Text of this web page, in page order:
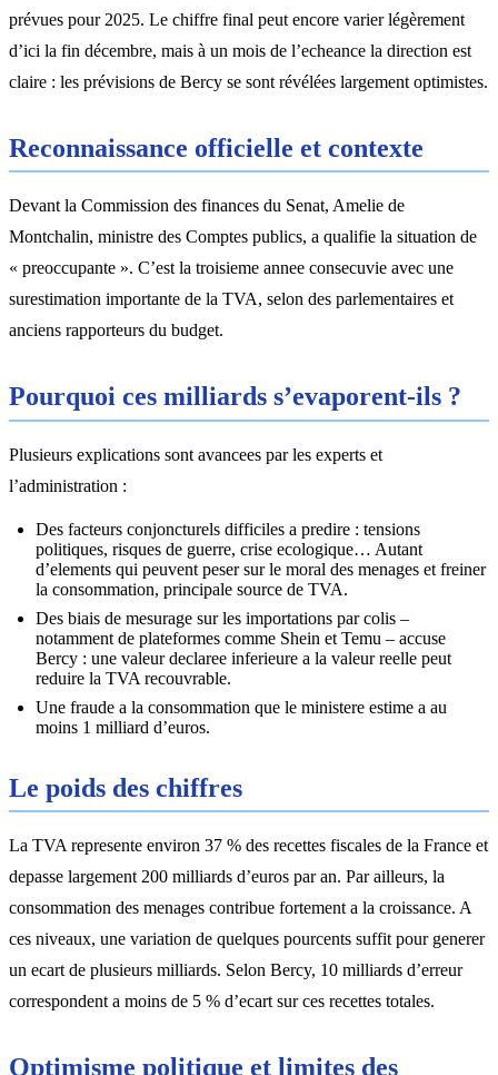
prévues pour 2025. Le chiffre final peut encore varier légèrement
d’ici la fin décembre, mais à un mois de l’echeance la direction est
claire : les prévisions de Bercy se sont révélées largement optimistes.
Reconnaissance officielle et contexte
Devant la Commission des finances du Senat, Amelie de
Montchalin, ministre des Comptes publics, a qualifie la situation de
« preoccupante ». C’est la troisieme annee consecuvie avec une
surestimation importante de la TVA, selon des parlementaires et
anciens rapporteurs du budget.
Pourquoi ces milliards s’evaporent-ils ?
Plusieurs explications sont avancees par les experts et
l’administration :
Des facteurs conjoncturels difficiles a predire : tensions
politiques, risques de guerre, crise ecologique… Autant
d’elements qui peuvent peser sur le moral des menages et freiner
la consommation, principale source de TVA.
Des biais de mesurage sur les importations par colis –
notamment de plateformes comme Shein et Temu – accuse
Bercy : une valeur declaree inferieure a la valeur reelle peut
reduire la TVA recouvrable.
Une fraude a la consommation que le ministere estime a au
moins 1 milliard d’euros.
Le poids des chiffres
La TVA represente environ 37 % des recettes fiscales de la France et
depasse largement 200 milliards d’euros par an. Par ailleurs, la
consommation des menages contribue fortement a la croissance. A
ces niveaux, une variation de quelques pourcents suffit pour generer
un ecart de plusieurs milliards. Selon Bercy, 10 milliards d’erreur
correspondent a moins de 5 % d’ecart sur ces recettes totales.
Optimisme politique et limites des